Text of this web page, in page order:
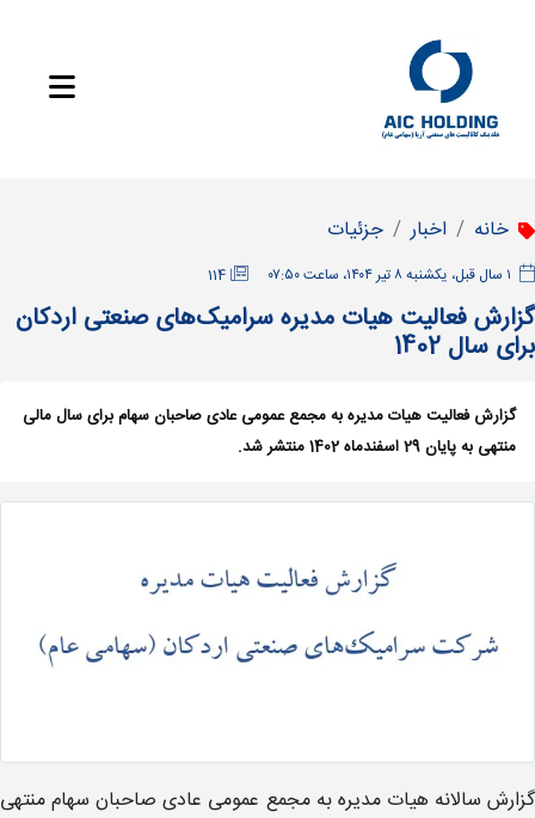
خانه اخبار جزئیات
114
گزارش فعالیت هیات مدیره سرامیک‌های صنعتی اردکان
برای سال 1402
گزارش فعالیت هیات مدیره به مجمع عمومی عادی صاحبان سهام برای سال مالی
منتهی به پایان 29 اسفندماه 1402 منتشر شد.
گزارش سالانه هیات مدیره به مجمع عمومی عادی صاحبان سهام منتهی